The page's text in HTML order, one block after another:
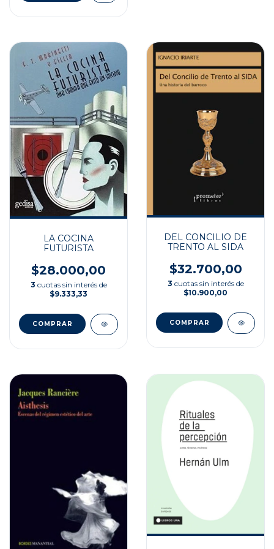
LA COCINA
FUTURISTA
$28.000,00
3 cuotas sin interés de
$9.333,33
DEL CONCILIO DE
TRENTO AL SIDA
$32.700,00
3 cuotas sin interés de
$10.900,00